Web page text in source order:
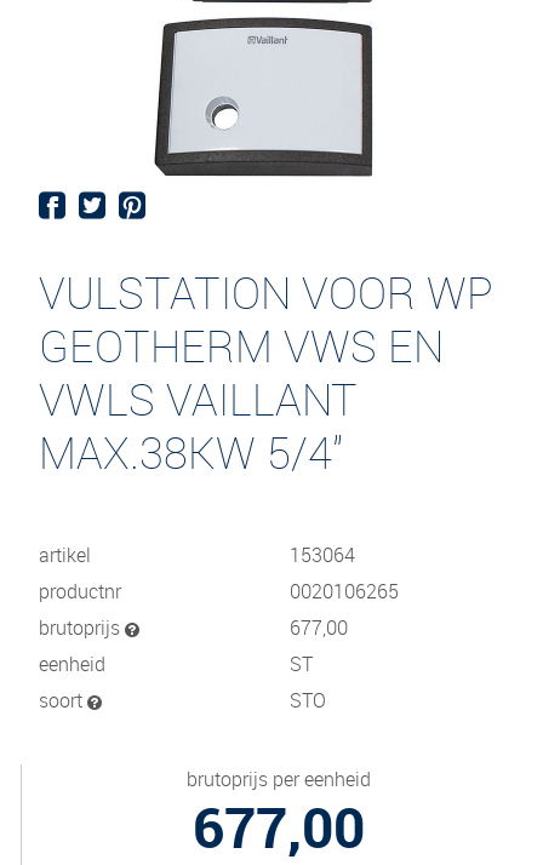
VULSTATION VOOR WP
GEOTHERM VWS EN
VWLS VAILLANT
MAX.38KW 5/4"
artikel
153064
productnr
0020106265
brutoprijs
677,00
eenheid
ST
soort
STO
brutoprijs per eenheid
677,00